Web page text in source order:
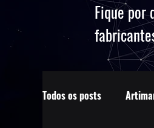
Fique por
Todos os posts